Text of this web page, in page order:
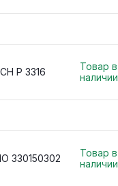
P 3316
Товар в
наличии
330150302
Товар в
наличии